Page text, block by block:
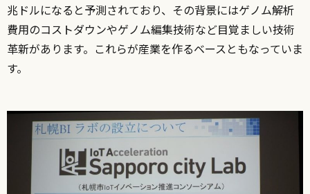
兆ドルになると予測されており、その背景にはゲノム解析
費用のコストダウンやゲノム編集技術など目覚ましい技術
革新があります。これらが産業を作るベースともなっていま
す。